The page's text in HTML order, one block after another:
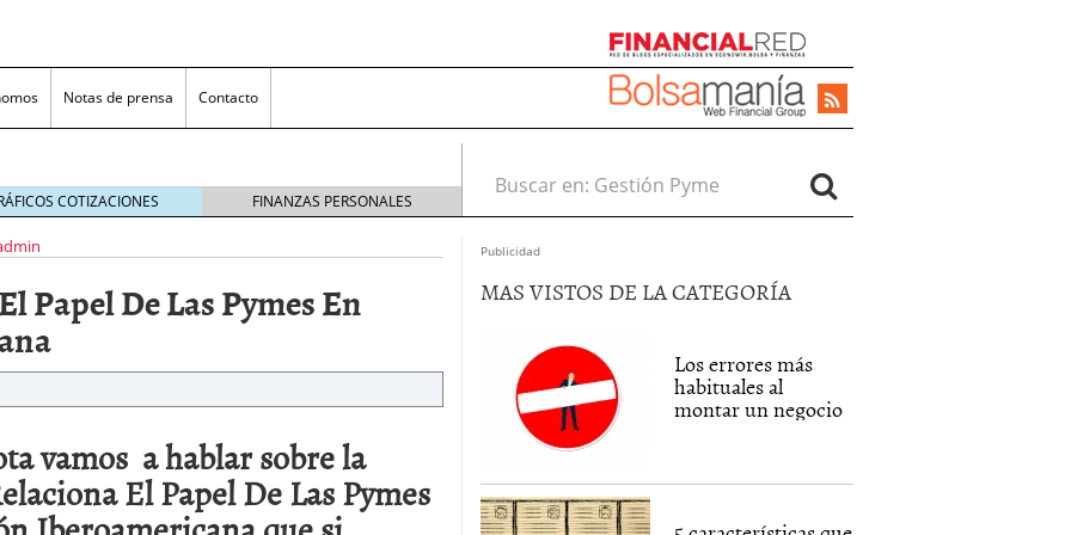
Notas de prensa Contacto
rentable para las pymes que venden online
en un ecommerce exitoso junio 20, 2025
Transformación Empresarial mayo 14, 2025
guía rápida para trasladar empleados sin
COTIZACIONES FINANZAS PERSONALES
Buscar en:
Papel De Las Pymes En
vamos a hablar sobre la
El Papel De Las Pymes
Publicidad
MAS VISTOS DE LA CATEGORÍA
Los errores más
habituales al
montar un negocio